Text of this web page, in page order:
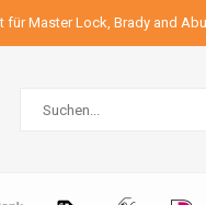
für Master Lock, Brady and